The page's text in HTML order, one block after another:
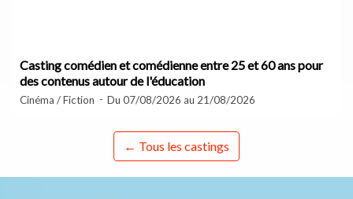
Casting comédien et comédienne entre 25 et 60 ans pour
des contenus autour de l'éducation
Cinéma / Fiction Du 07/08/2026 au 21/08/2026
← Tous les castings